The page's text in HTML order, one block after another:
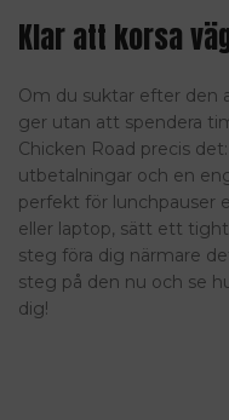
Klar att korsa
Om du suktar efter den
ger utan att spendera
Chicken Road precis
utbetalningar och en
perfekt för lunchpauser
eller laptop, sätt ett
steg föra dig närmare
steg på den nu och se
dig!